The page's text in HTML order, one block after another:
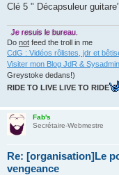
Clé 5 " Décapsuleur
Je resuis le bureau.
Do not feed the troll in me
CdG : Vidéos rôlistes, jdr et
Visiter mon Blog JdR &
Greystoke dedans!)
RIDE TO LIVE LIVE TO RIDE
Fab's
Secrétaire-Webmestre
Re: [organisation]Le
vengeance